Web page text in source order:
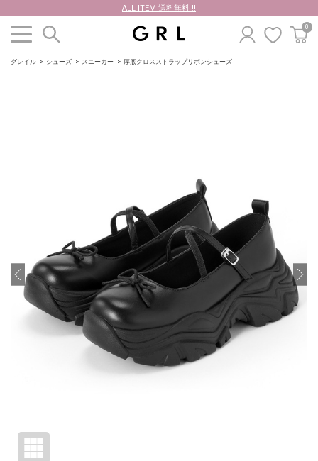
ALL ITEM 送料無料 !!
0
グレイル シューズ スニーカー 厚底クロスストラップリボンシューズ